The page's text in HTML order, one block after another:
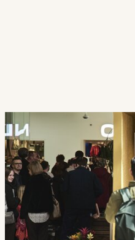
Design, der
og salget
Små justeringer i
stor forskel. Studier
opholdstiden
kan
1,3% –med tusindvis